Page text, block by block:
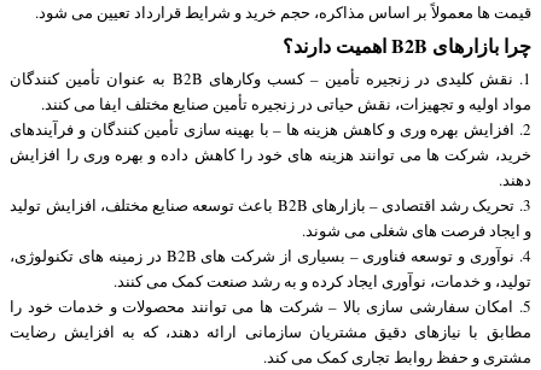
قیمت ها معمولاً بر اساس مذاکره، حجم خرید و شرایط قرارداد تعیین می شود.
چرا بازارهای B2B اهمیت دارند؟
1. نقش کلیدی در زنجیره تأمین – کسب وکارهای B2B به عنوان تأمین کنندگان
مواد اولیه و تجهیزات، نقش حیاتی در زنجیره تأمین صنایع مختلف ایفا می کنند.
2. افزایش بهره وری و کاهش هزینه ها – با بهینه سازی تأمین کنندگان و فرآیندهای
خرید، شرکت ها می توانند هزینه های خود را کاهش داده و بهره وری را افزایش
دهند.
3. تحریک رشد اقتصادی – بازارهای B2B باعث توسعه صنایع مختلف، افزایش تولید
و ایجاد فرصت های شغلی می شوند.
4. نوآوری و توسعه فناوری – بسیاری از شرکت های B2B در زمینه های تکنولوژی،
تولید، و خدمات، نوآوری ایجاد کرده و به رشد صنعت کمک می کنند.
5. امکان سفارشی سازی بالا – شرکت ها می توانند محصولات و خدمات خود را
مطابق با نیازهای دقیق مشتریان سازمانی ارائه دهند، که به افزایش رضایت
مشتری و حفظ روابط تجاری کمک می کند.